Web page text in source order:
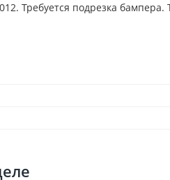
Требуется подрезка